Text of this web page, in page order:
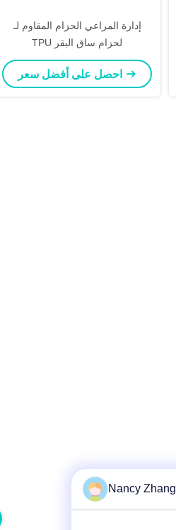
إدارة المراعي الحزام المقاوم لـ
TPU لحزام ساق البقر
Nancy Zhang